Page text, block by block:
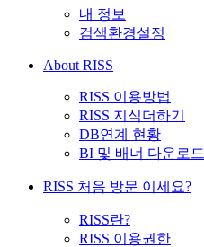
내 정보
검색환경설정
About RISS
RISS 이용방법
RISS 지식더하기
DB연계 현황
BI 및 배너 다운로드
RISS 처음 방문 이세요?
RISS란?
RISS 이용권한